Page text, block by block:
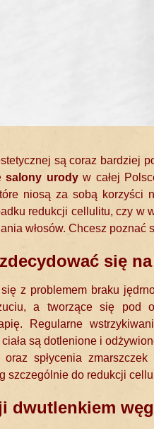
są coraz bardziej
salony urodyw całej
niosą za sobą korzyści
redukcji cellulitu, czy w
włosów. Chcesz
się
z problemem braku
a tworzące się pod
Regularne
są dotlenione i
spłycenia
szczególnie do redukcji
dwutlenkiem